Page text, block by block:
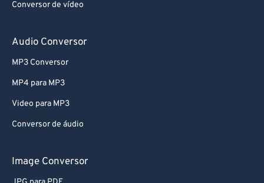
Conversor de vídeo
Audio Conversor
MP3 Conversor
MP4 para MP3
Video para MP3
Conversor de áudio
Image Conversor